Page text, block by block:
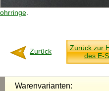
ohrringe
Zurück
Zurück zur
des E-
Warenvarianten: